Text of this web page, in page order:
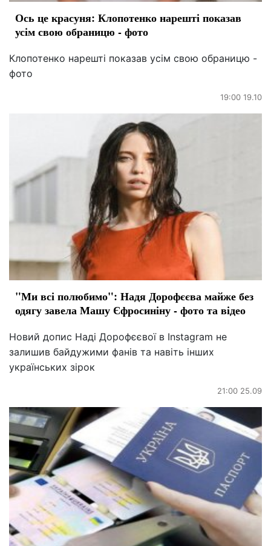
Ось це красуня: Клопотенко нарешті показав
усім свою обраницю - фото
Клопотенко нарешті показав усім свою обраницю -
фото
19:00 19.10
"Ми всі полюбимо": Надя Дорофєєва майже без
одягу завела Машу Єфросиніну - фото та відео
Новий допис Наді Дорофєєвої в Instagram не
залишив байдужими фанів та навіть інших
українських зірок
21:00 25.09